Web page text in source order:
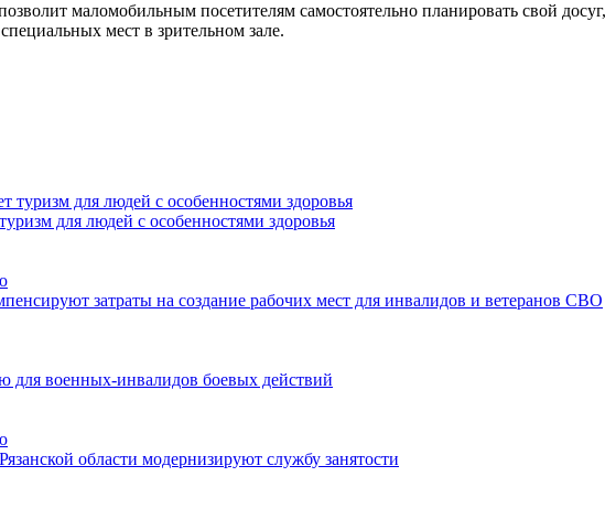
маломобильным посетителям самостоятельно планировать свой
мест в зрительном зале.
для людей с особенностями здоровья
затраты на создание рабочих мест для инвалидов и ветеранов СВО
для военных-инвалидов боевых действий
области модернизируют службу занятости